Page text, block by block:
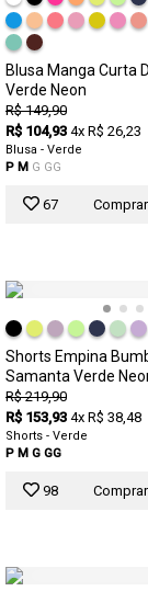
Blusa Manga Curta
Verde Neon
R$ 149,90
R$ 104,93 4x R$ 26,23
Blusa - Verde
P M G GG
67 Comprar
Shorts Empina
Samanta Verde
R$ 219,90
R$ 153,93 4x R$ 38,48
Shorts - Verde
P M G GG
98 Comprar